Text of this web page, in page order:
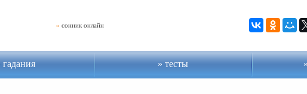
»сонник онлайн
гадания тесты